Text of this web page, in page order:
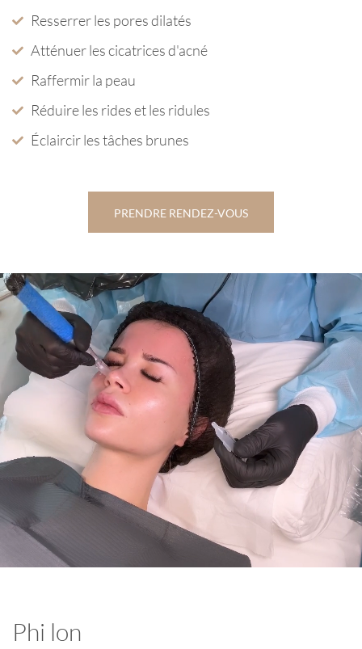
Resserrer les pores dilatés
Atténuer les cicatrices d'acné
Raffermir la peau
Réduire les rides et les ridules
Éclaircir les tâches brunes
PRENDRE RENDEZ-VOUS
Phi lon